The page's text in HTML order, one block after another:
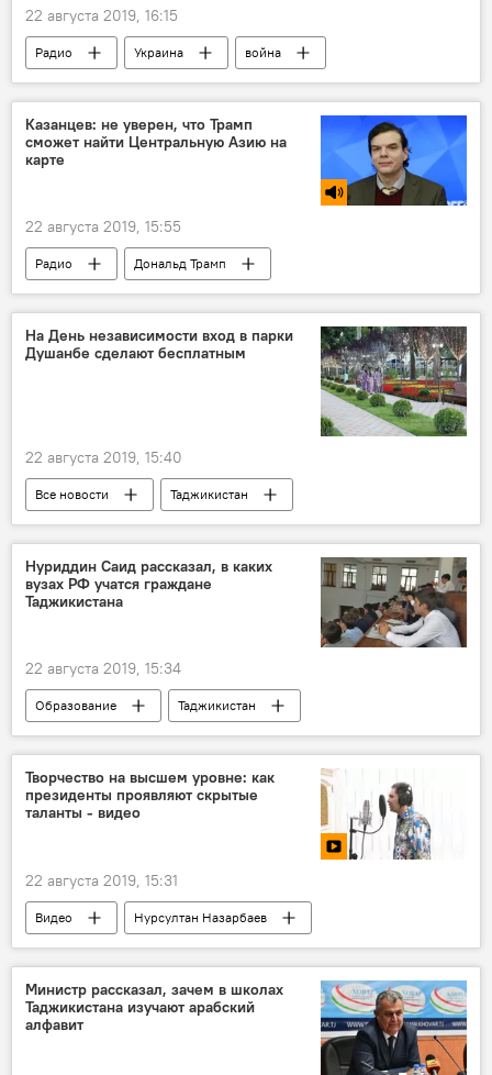
22 августа 2019, 16:15
Радио Украина
война
Россия
Казанцев: не уверен, что Трамп
сможет найти Центральную Азию на
карте
22 августа 2019, 15:55
Радио
Дональд Трамп
Центральная Азия
На День независимости вход в парки
Душанбе сделают бесплатным
22 августа 2019, 15:40
Все новости
Таджикистан
Культура
Общество
праздник
Новости Душанбе
День независимости Таджикистана
Нуриддин Саид рассказал, в каких
вузах РФ учатся граждане
Таджикистана
22 августа 2019, 15:34
Образование
Таджикистан
Все новости
вузы студенты
Творчество на высшем уровне: как
президенты проявляют скрытые
таланты - видео
22 августа 2019, 15:31
Видео Нурсултан Назарбаев
Министр рассказал, зачем в школах
Таджикистана изучают арабский
алфавит